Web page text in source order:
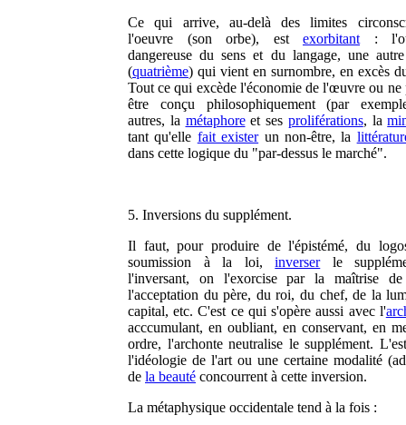
Ce qui arrive, au-delà des limites
l'oeuvre (son orbe), est exorbitant :
dangereuse du sens et du langage, une
(quatrième) qui vient en surnombre, en excès
Tout ce qui excède l'économie de l'œuvre ou ne
être conçu philosophiquement (par
autres, la métaphoreet ses proliférations, la
tant qu'elle fait existerun non-être, la
dans cette logique du "par-dessus le marché".
5. Inversions du supplément.
Il faut, pour produire de l'épistémé, du
soumission à la loi,inverserle
l'inversant, on l'exorcise par la maîtrise
l'acceptation du père, du roi, du chef, de la
capital, etc. C'est ce qui s'opère aussi avec l'
acccumulant, en oubliant, en conservant, en
ordre, l'archonte neutralise le supplément.
l'idéologie de l'art ou une certaine modalité
de la beauté concourrent à cette inversion.
La métaphysique occidentale tend à la fois :